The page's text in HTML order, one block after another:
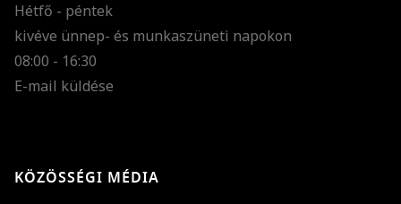
Hétfő - péntek
kivéve ünnep- és munkaszüneti napokon
08:00 - 16:30
E-mail küldése
KÖZÖSSÉGI MÉDIA